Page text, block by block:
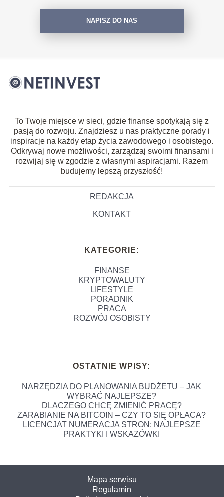
NAPISZ DO NAS
To Twoje miejsce w sieci, gdzie finanse spotykają się z
pasją do rozwoju. Znajdziesz u nas praktyczne porady i
inspiracje na każdy etap życia zawodowego i osobistego.
Odkrywaj nowe możliwości, zarządzaj swoimi finansami i
rozwijaj się w zgodzie z własnymi aspiracjami. Razem
budujemy lepszą przyszłość!
REDAKCJA
KONTAKT
KATEGORIE:
FINANSE
KRYPTOWALUTY
LIFESTYLE
PORADNIK
PRACA
ROZWÓJ OSOBISTY
OSTATNIE WPISY:
NARZĘDZIA DO PLANOWANIA BUDŻETU – JAK
WYBRAĆ NAJLEPSZE?
DLACZEGO CHCĘ ZMIENIĆ PRACĘ?
ZARABIANIE NA BITCOIN – CZY TO SIĘ OPŁACA?
LICENCJAT NUMERACJA STRON: NAJLEPSZE
PRAKTYKI I WSKAZÓWKI
Mapa serwisu
Regulamin